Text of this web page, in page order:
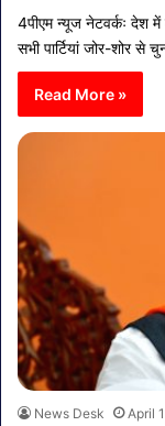
4पीएम न्यूज नेटवर्कः देश
सभी पार्टियां जोर-शोर से
Read More »
News Desk April